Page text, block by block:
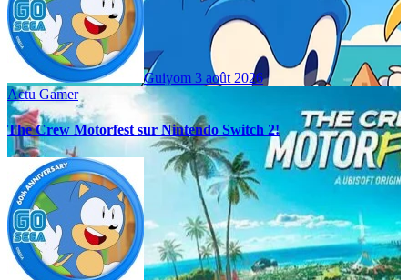
Guiyom 3 août 2026
Actu Gamer
The Crew Motorfest sur Nintendo Switch 2!